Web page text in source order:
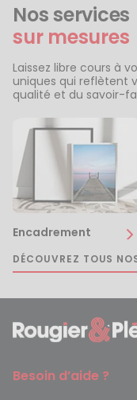
Nos services
sur mesures
Laissez libre cours à
uniques qui reflètent
qualité et du savoir-
Encadrement
DÉCOUVREZ TOUS
Besoin d’aide ?